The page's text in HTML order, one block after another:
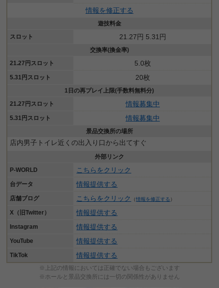
情報を修正する
遊技料金
スロット
21.27円 5.31円
交換率(換金率)
21.27円スロット
5.0枚
5.31円スロット 20枚
1日の再プレイ上限(手数料無料分)
21.27円スロット
情報募集中
5.31円スロット 情報募集中
景品交換所の場所
店内男子トイレ近くの出入り口から出てすぐ
外部リンク
P-WORLD
こちらをクリック
台データ 情報提供する
店舗ブログ こちらをクリック （情報を修正する ）
X（旧Twitter） 情報提供する
Instagram 情報提供する
YouTube 情報提供する
TikTok 情報提供する
※上記の情報においては正確でない場合もございます
※ホールと景品交換所には一切の関係性がありません